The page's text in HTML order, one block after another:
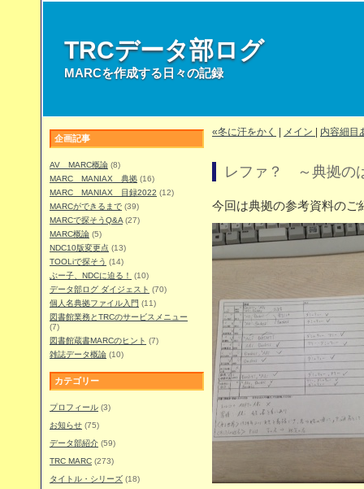
TRCデータ部ログ
MARCを作成する日々の記録
企画記事
AV MARC概論 (8)
MARC MANIAX 典拠 (16)
MARC MANIAX 目録2022 (12)
MARCができるまで (39)
MARCで探そうQ&A (27)
MARC概論 (5)
NDC10版変更点 (13)
TOOLiで探そう (14)
ぶー子、NDCに迫る！
(10)
データ部ログ ダイジェスト (70)
個人名典拠ファイル入門 (11)
図書館業務とTRCのサービスメニュー
(7)
図書館蔵書MARCのヒント (7)
雑誌データ概論 (10)
カテゴリー
プロフィール (3)
お知らせ (75)
データ部紹介 (59)
TRC MARC (273)
タイトル・シリーズ (18)
«冬に汗をかく メイン 内容細目
レファ？ ～典拠の
今回は典拠の参考資料のご